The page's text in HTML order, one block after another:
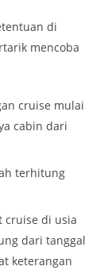
di
mencoba
cruise mulai
cabin dari
terhitung
cruise di usia
dari tanggal
keterangan